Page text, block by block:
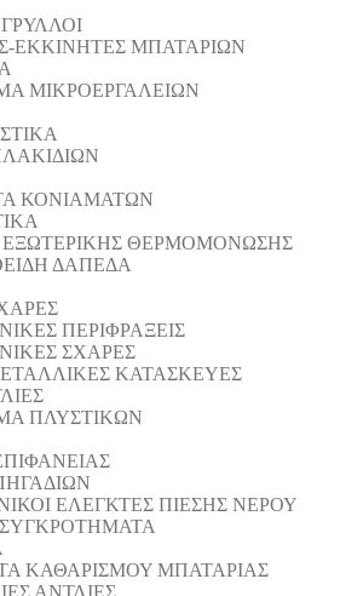
ΕΚΚΙΝΗΤΕΣ ΜΠΑΤΑΡΙΩΝ
ΜΙΚΡΟΕΡΓΑΛΕΙΩΝ
ΚΟΝΙΑΜΑΤΩΝ
ΘΕΡΜΟΜΟΝΩΣΗΣ
ΔΑΠΕΔΑ
ΠΕΡΙΦΡΑΞΕΙΣ
ΣΧΑΡΕΣ
ΚΑΤΑΣΚΕΥΕΣ
ΠΛΥΣΤΙΚΩΝ
ΕΛΕΓΚΤΕΣ ΠΙΕΣΗΣ ΝΕΡΟΥ
ΣΥΓΚΡΟΤΗΜΑΤΑ
ΚΑΘΑΡΙΣΜΟΥ ΜΠΑΤΑΡΙΑΣ
ΑΝΤΛΙΕΣ